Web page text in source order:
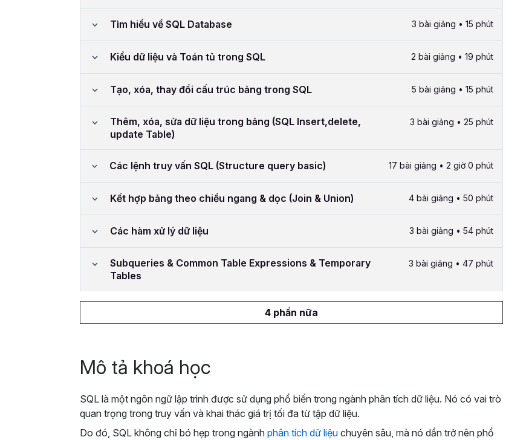
Tìm hiểu về SQL Database 3 bài giảng • 15 phút
Kiểu dữ liệu và Toán tủ trong SQL 2 bài giảng • 19 phút
Tạo, xóa, thay đổi cấu trúc bảng trong SQL 5 bài giảng • 15 phút
Thêm, xóa, sửa dữ liệu trong bảng (SQL Insert,delete,
update Table)
3 bài giảng • 25 phút
Các lệnh truy vấn SQL (Structure query basic) 17 bài giảng • 2 giờ 0 phút
Kết hợp bảng theo chiều ngang & dọc (Join & Union) 4 bài giảng • 50 phút
Các hàm xử lý dữ liệu 3 bài giảng • 54 phút
Subqueries & Common Table Expressions & Temporary
Tables
3 bài giảng • 47 phút
4 phần nữa
Mô tả khoá học
SQL là một ngôn ngữ lập trình được sử dụng phổ biến trong ngành phân tích dữ liệu. Nó có vai trò
quan trọng trong truy vấn và khai thác giá trị tối đa từ tập dữ liệu.
Do đó, SQL không chỉ bó hẹp trong ngành phân tích dữ liệu chuyên sâu, mà nó dần trở nên phổ